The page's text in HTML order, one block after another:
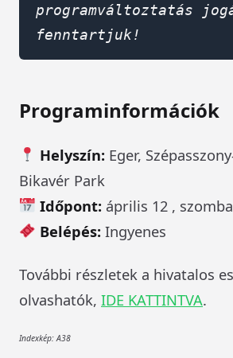
programváltoztatás
fenntartjuk!
Programinformációk
Helyszín:Eger,
Bikavér Park
Időpont:április 12 ,
Belépés:Ingyenes
További részletek a hivatalos
olvashatók, IDE KATTINTVA.
Indexkép: A38